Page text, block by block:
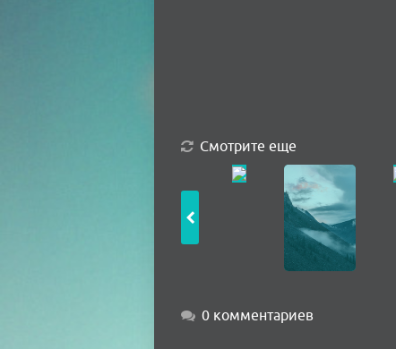
Смотрите еще
0 комментариев